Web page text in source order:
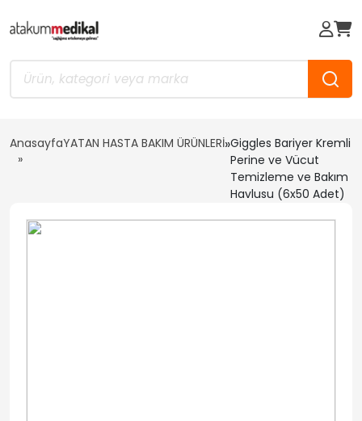
AnasayfaYATAN HASTA BAKIM ÜRÜNLERİ»Giggles Bariyer Kremli
Perine ve Vücut
Temizleme ve Bakım
Havlusu (6x50 Adet)